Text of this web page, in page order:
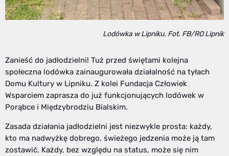
Lodówka w Lipniku. Fot. FB/RO Lipnik
Zanieść do jadłodzielni! Tuż przed świętami kolejna
społeczna lodówka zainaugurowała działalność na tyłach
Domu Kultury w Lipniku. Z kolei Fundacja Człowiek
Wsparciem zaprasza do już funkcjonujących lodówek w
Porąbce i Międzybrodziu Bialskim.
Zasada działania jadłodzielni jest niezwykle prosta: każdy,
kto ma nadwyżkę dobrego, świeżego jedzenia może ją tam
zostawić. Każdy, bez względu na status, może się nim